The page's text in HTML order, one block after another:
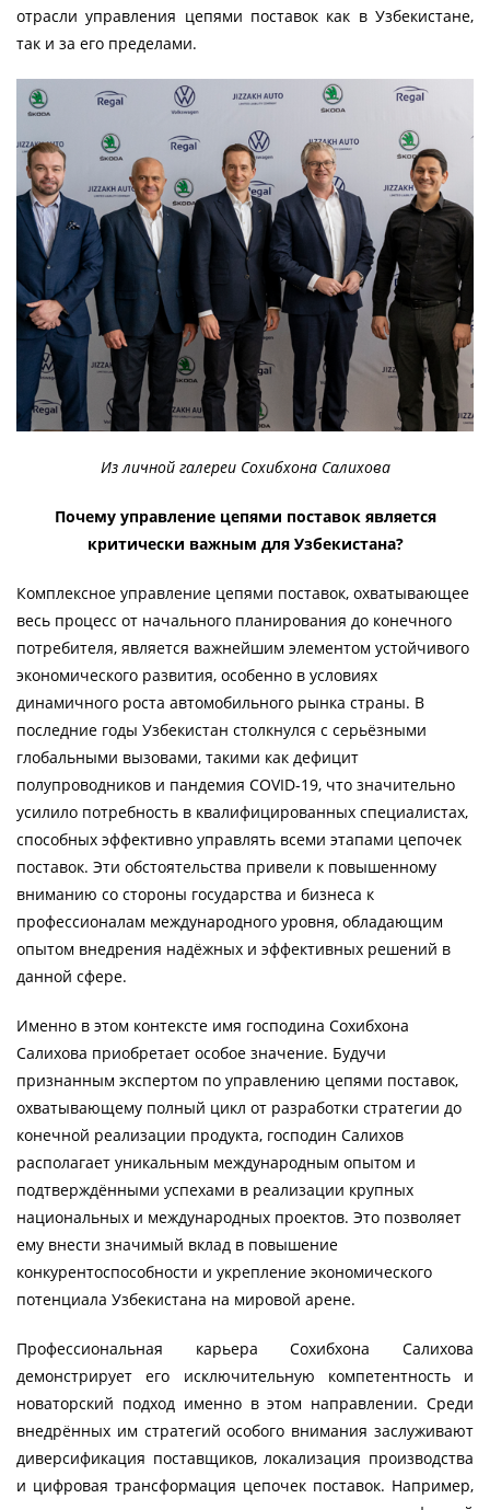
отрасли управления цепями поставок как в Узбекистане,
так и за его пределами.
Из личной галереи Сохибхона Салихова
Почему управление цепями поставок является
критически важным для Узбекистана?
Комплексное управление цепями поставок, охватывающее
весь процесс от начального планирования до конечного
потребителя, является важнейшим элементом устойчивого
экономического развития, особенно в условиях
динамичного роста автомобильного рынка страны. В
последние годы Узбекистан столкнулся с серьёзными
глобальными вызовами, такими как дефицит
полупроводников и пандемия COVID-19, что значительно
усилило потребность в квалифицированных специалистах,
способных эффективно управлять всеми этапами цепочек
поставок. Эти обстоятельства привели к повышенному
вниманию со стороны государства и бизнеса к
профессионалам международного уровня, обладающим
опытом внедрения надёжных и эффективных решений в
данной сфере.
Именно в этом контексте имя господина Сохибхона
Салихова приобретает особое значение. Будучи
признанным экспертом по управлению цепями поставок,
охватывающему полный цикл от разработки стратегии до
конечной реализации продукта, господин Салихов
располагает уникальным международным опытом и
подтверждёнными успехами в реализации крупных
национальных и международных проектов. Это позволяет
ему внести значимый вклад в повышение
конкурентоспособности и укрепление экономического
потенциала Узбекистана на мировой арене.
Профессиональная карьера Сохибхона Салихова
демонстрирует его исключительную компетентность и
новаторский подход именно в этом направлении. Среди
внедрённых им стратегий особого внимания заслуживают
диверсификация поставщиков, локализация производства
и цифровая трансформация цепочек поставок. Например,